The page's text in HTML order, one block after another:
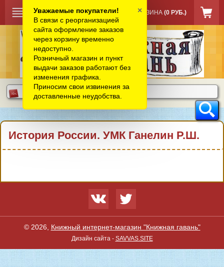
КОРЗИНА (0 РУБ.)
История России. УМК Ганелин Р.Ш.
© 2026, Книжный интернет-магазин "Книжная гавань"
Дизайн сайта - SAVVAS.SITE
Уважаемые покупатели!
В связи с реорганизацией
сайта оформление заказов
через корзину временно
недоступно.
Розничный магазин и пункт
выдачи заказов работают без
изменения графика.
Приносим свои извинения за
доставленные неудобства.
×